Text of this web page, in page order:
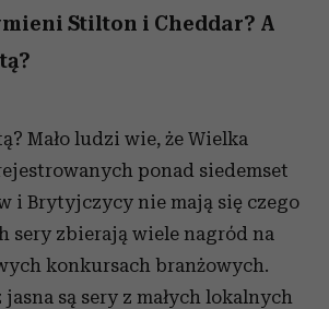
Stilton i Cheddar? A
Mało ludzi wie, że Wielka
ponad siedemset
i Brytyjczycy nie mają się czego
sery zbierają wiele nagród na
konkursach branżowych.
są sery z małych lokalnych